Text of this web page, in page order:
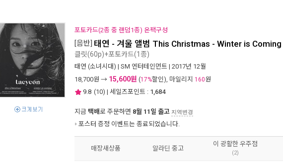
포토카드(2종 중 랜덤1종) 온팩구성
[음반] 태연 - 겨울 앨범 This Christmas - Winter is Coming
클릿(60p)+포토카드(1종)
태연 (소녀시대) | SM 엔터테인먼트 | 2017년 12월
18,700원 → 15,600원 (17%할인), 마일리지 160원
9.8 (10) | 세일즈포인트 : 1,684
지금 택배로 주문하면 8월 11일 출고 지역변경
포스터 증정 이벤트는 종료되었습니다.
매장새상품 알라딘 중고
이 광활한 우주점
(2)